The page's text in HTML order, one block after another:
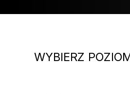
WYBIERZ